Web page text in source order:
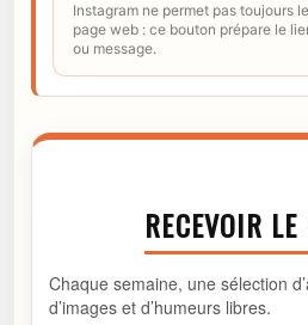
Instagram ne permet pas toujours
page web : ce bouton prépare le
ou message.
RECEVOIR
Chaque semaine, une sélection
d’images et d’humeurs libres.